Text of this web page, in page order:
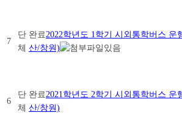
7
단
체
완료 2022학년도 1학기 시외통학버스 운
산/창원)
6
단
체
완료 2021학년도 2학기 시외통학버스 운
산/창원)